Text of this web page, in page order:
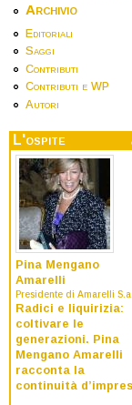
Archivio
Editoriali
Saggi
Contributi
Contributi e WP
Autori
L'ospite
Pina Mengano
Amarelli
Presidente di Amarelli
Radici e liquirizia:
coltivare le
generazioni. Pina
Mengano Amarelli
racconta la
continuità